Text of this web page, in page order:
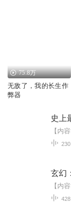
75.8万
无敌了，我的长生作
弊器
史上
230
玄幻
428